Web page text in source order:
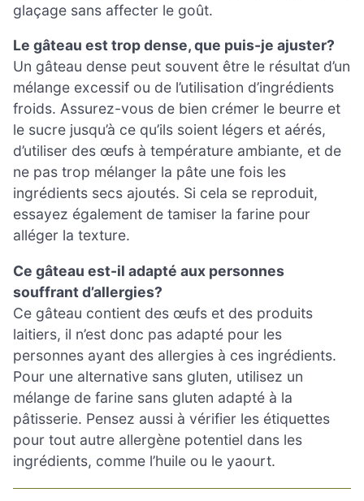
glaçage sans affecter le goût.
Le gâteau est trop dense, que puis-je ajuster?
Un gâteau dense peut souvent être le résultat d’un
mélange excessif ou de l’utilisation d’ingrédients
froids. Assurez-vous de bien crémer le beurre et
le sucre jusqu’à ce qu’ils soient légers et aérés,
d’utiliser des œufs à température ambiante, et de
ne pas trop mélanger la pâte une fois les
ingrédients secs ajoutés. Si cela se reproduit,
essayez également de tamiser la farine pour
alléger la texture.
Ce gâteau est-il adapté aux personnes
souffrant d’allergies?
Ce gâteau contient des œufs et des produits
laitiers, il n’est donc pas adapté pour les
personnes ayant des allergies à ces ingrédients.
Pour une alternative sans gluten, utilisez un
mélange de farine sans gluten adapté à la
pâtisserie. Pensez aussi à vérifier les étiquettes
pour tout autre allergène potentiel dans les
ingrédients, comme l’huile ou le yaourt.